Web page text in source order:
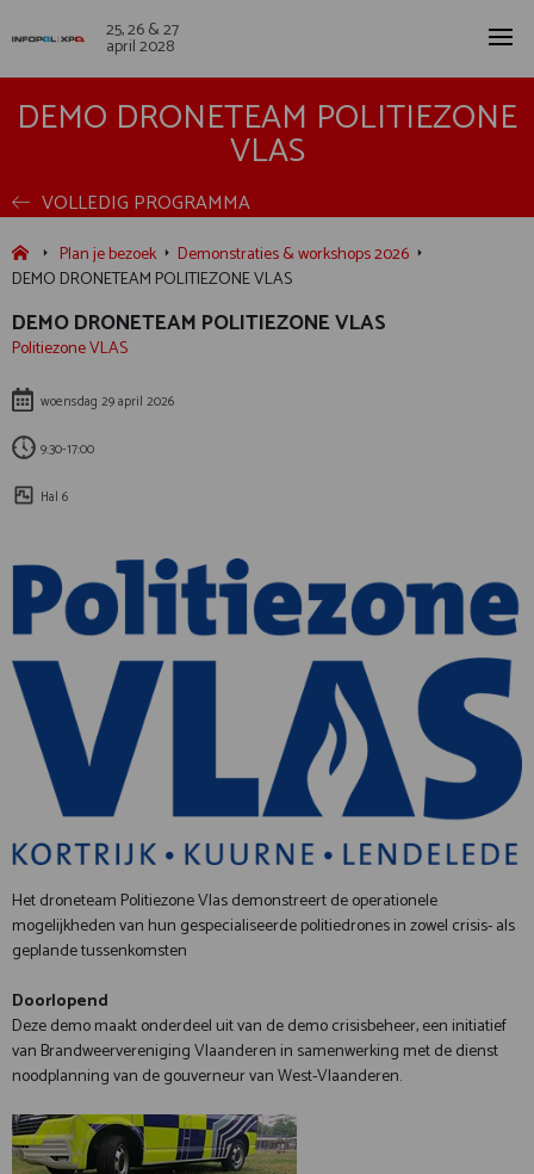
25, 26 & 27
april 2028
DEMO DRONETEAM POLITIEZONE
VLAS
VOLLEDIG PROGRAMMA
Plan je bezoek
Demonstraties & workshops 2026
DEMO DRONETEAM POLITIEZONE VLAS
DEMO DRONETEAM POLITIEZONE VLAS
Politiezone VLAS
woensdag 29 april 2026
9:30-17:00
Hal 6
Het droneteam Politiezone Vlas demonstreert de operationele
mogelijkheden van hun gespecialiseerde politiedrones in zowel crisis- als
geplande tussenkomsten
Doorlopend
Deze demo maakt onderdeel uit van de demo crisisbeheer, een initiatief
van Brandweervereniging Vlaanderen in samenwerking met de dienst
noodplanning van de gouverneur van West-Vlaanderen.